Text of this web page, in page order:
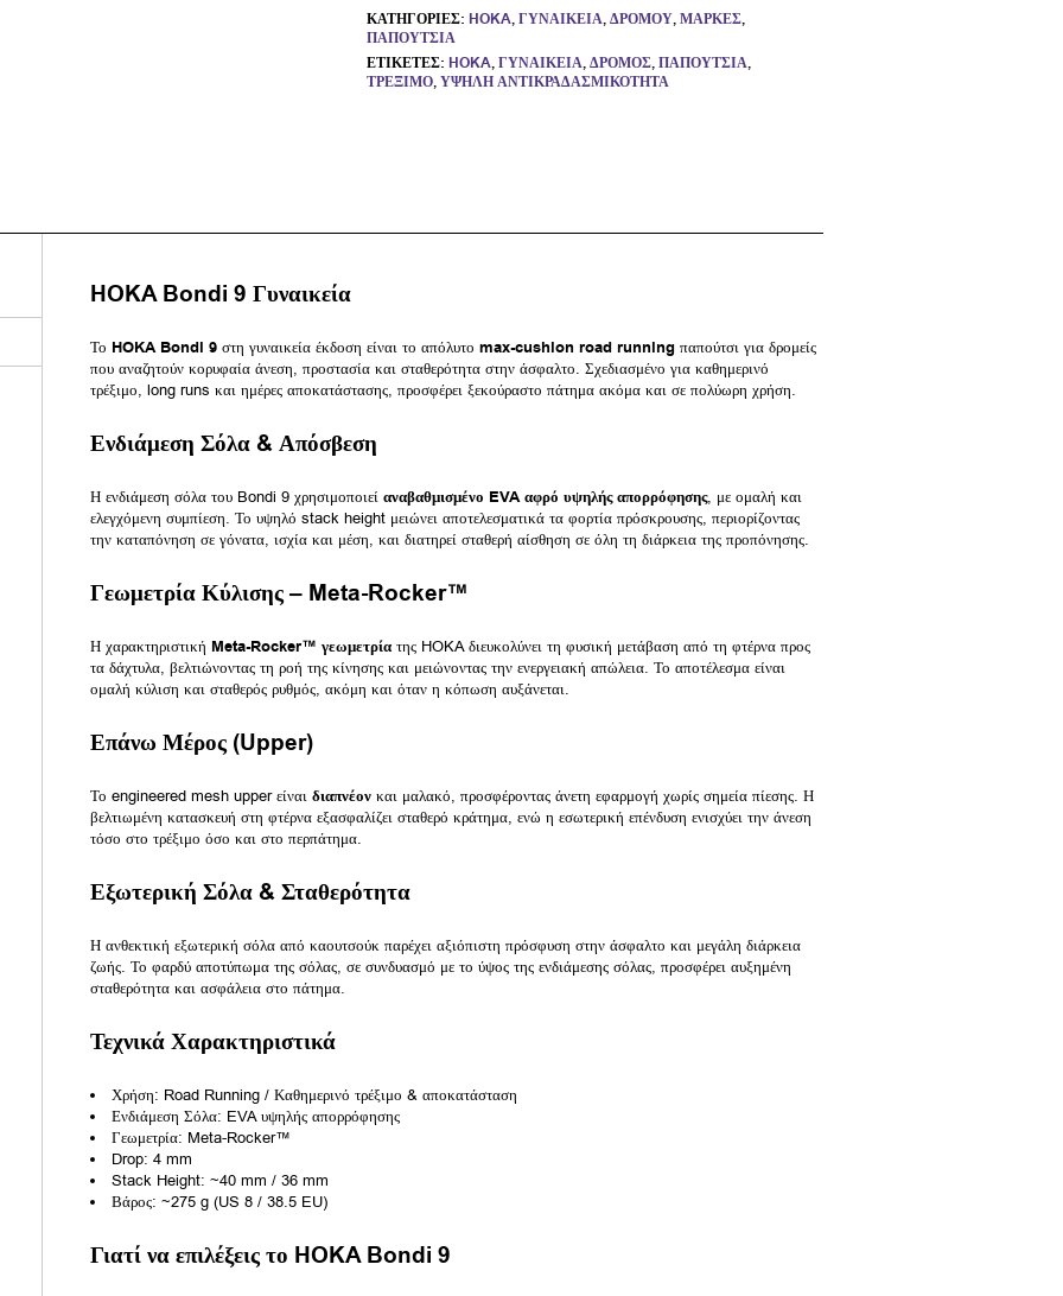
ΚΑΤΗΓΟΡΊΕΣ: HOKA,ΓΥΝΑΙΚΕΊΑ,ΔΡΌΜΟΥ,ΜΆΡΚΕΣ,
ΠΑΠΟΎΤΣΙΑ
ΕΤΙΚΈΤΕΣ: HOKA,ΓΥΝΑΙΚΕΊΑ,ΔΡΌΜΟΣ,ΠΑΠΟΎΤΣΙΑ,
ΤΡΈΞΙΜΟ,ΥΨΗΛΉ ΑΝΤΙΚΡΑΔΑΣΜΙΚΌΤΗΤΑ
HOKA Bondi 9 Γυναικεία
Το HOKA Bondi 9 στη γυναικεία έκδοση είναι το απόλυτο max-cushion road running παπούτσι για δρομείς
που αναζητούν κορυφαία άνεση, προστασία και σταθερότητα στην άσφαλτο. Σχεδιασμένο για καθημερινό
τρέξιμο, long runs και ημέρες αποκατάστασης, προσφέρει ξεκούραστο πάτημα ακόμα και σε πολύωρη χρήση.
Ενδιάμεση Σόλα & Απόσβεση
Η ενδιάμεση σόλα του Bondi 9 χρησιμοποιεί αναβαθμισμένο EVA αφρό υψηλής απορρόφησης, με ομαλή και
ελεγχόμενη συμπίεση. Το υψηλό stack height μειώνει αποτελεσματικά τα φορτία πρόσκρουσης, περιορίζοντας
την καταπόνηση σε γόνατα, ισχία και μέση, και διατηρεί σταθερή αίσθηση σε όλη τη διάρκεια της προπόνησης.
Γεωμετρία Κύλισης – Meta-Rocker™
Η χαρακτηριστική Meta-Rocker™ γεωμετρία της HOKA διευκολύνει τη φυσική μετάβαση από τη φτέρνα προς
τα δάχτυλα, βελτιώνοντας τη ροή της κίνησης και μειώνοντας την ενεργειακή απώλεια. Το αποτέλεσμα είναι
ομαλή κύλιση και σταθερός ρυθμός, ακόμη και όταν η κόπωση αυξάνεται.
Επάνω Μέρος (Upper)
Το engineered mesh upper είναι διαπνέον και μαλακό, προσφέροντας άνετη εφαρμογή χωρίς σημεία πίεσης. Η
βελτιωμένη κατασκευή στη φτέρνα εξασφαλίζει σταθερό κράτημα, ενώ η εσωτερική επένδυση ενισχύει την άνεση
τόσο στο τρέξιμο όσο και στο περπάτημα.
Εξωτερική Σόλα & Σταθερότητα
Η ανθεκτική εξωτερική σόλα από καουτσούκ παρέχει αξιόπιστη πρόσφυση στην άσφαλτο και μεγάλη διάρκεια
ζωής. Το φαρδύ αποτύπωμα της σόλας, σε συνδυασμό με το ύψος της ενδιάμεσης σόλας, προσφέρει αυξημένη
σταθερότητα και ασφάλεια στο πάτημα.
Τεχνικά Χαρακτηριστικά
Χρήση: Road Running / Καθημερινό τρέξιμο & αποκατάσταση
Ενδιάμεση Σόλα: EVA υψηλής απορρόφησης
Γεωμετρία: Meta-Rocker™
Drop: 4 mm
Stack Height: ~40 mm / 36 mm
Βάρος: ~275 g (US 8 / 38.5 EU)
Γιατί να επιλέξεις το HOKA Bondi 9